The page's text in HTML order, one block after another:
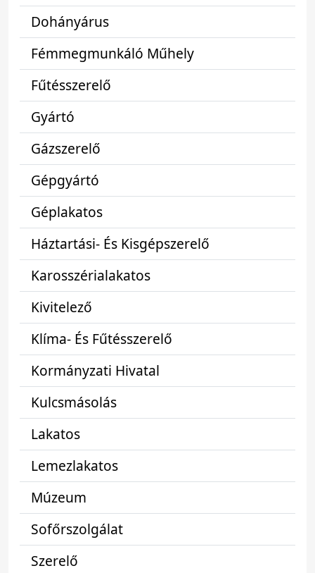
Dohányárus
Fémmegmunkáló Műhely
Fűtésszerelő
Gyártó
Gázszerelő
Gépgyártó
Géplakatos
Háztartási- És Kisgépszerelő
Karosszérialakatos
Kivitelező
Klíma- És Fűtésszerelő
Kormányzati Hivatal
Kulcsmásolás
Lakatos
Lemezlakatos
Múzeum
Sofőrszolgálat
Szerelő